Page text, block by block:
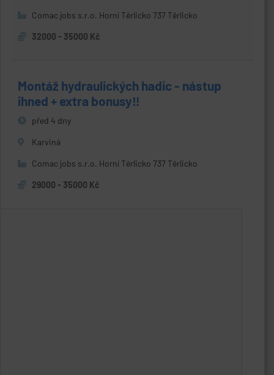
Comac jobs s.r.o. Horní Těrlicko 737 Těrlicko
32000 - 35000 Kč
Montáž hydraulických hadic - nástup
ihned + extra bonusy‼️
před 4 dny
Karviná
Comac jobs s.r.o. Horní Těrlicko 737 Těrlicko
29000 - 35000 Kč